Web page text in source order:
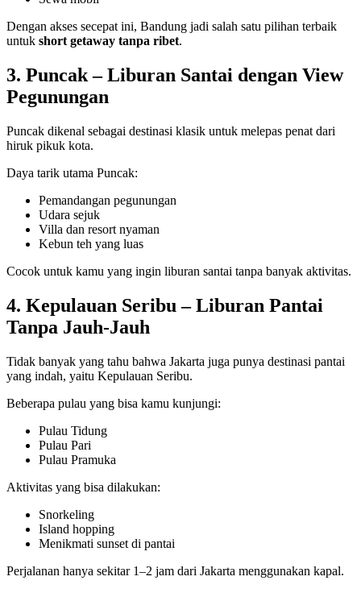
Dengan akses secepat ini, Bandung jadi salah satu pilihan terbaik
untuk short getaway tanpa ribet.
3. Puncak – Liburan Santai dengan View
Pegunungan
Puncak dikenal sebagai destinasi klasik untuk melepas penat dari
hiruk pikuk kota.
Daya tarik utama Puncak:
Pemandangan pegunungan
Udara sejuk
Villa dan resort nyaman
Kebun teh yang luas
Cocok untuk kamu yang ingin liburan santai tanpa banyak aktivitas.
4. Kepulauan Seribu – Liburan Pantai
Tanpa Jauh-Jauh
Tidak banyak yang tahu bahwa Jakarta juga punya destinasi pantai
yang indah, yaitu Kepulauan Seribu.
Beberapa pulau yang bisa kamu kunjungi:
Pulau Tidung
Pulau Pari
Pulau Pramuka
Aktivitas yang bisa dilakukan:
Snorkeling
Island hopping
Menikmati sunset di pantai
Perjalanan hanya sekitar 1–2 jam dari Jakarta menggunakan kapal.